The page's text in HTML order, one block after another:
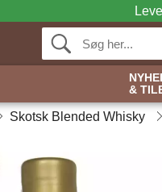
&
Skotsk Blended Whisky